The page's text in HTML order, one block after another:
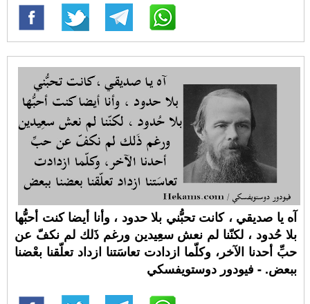
آه يا صديقي ، كانت تحبُّني بلا حدود ، وأنا أيضا كنت أحبُّها
بلا حُدود ، لكنّنا لم نعش سعِيدين ورغم ذَلك لم نكفّ عن
حبِّ أحدنا الآخر، وكلّما ازدادت تعاسَتنا ازداد تعلّقنا بعْضنا
ببعض. - فيودور دوستويفسكي